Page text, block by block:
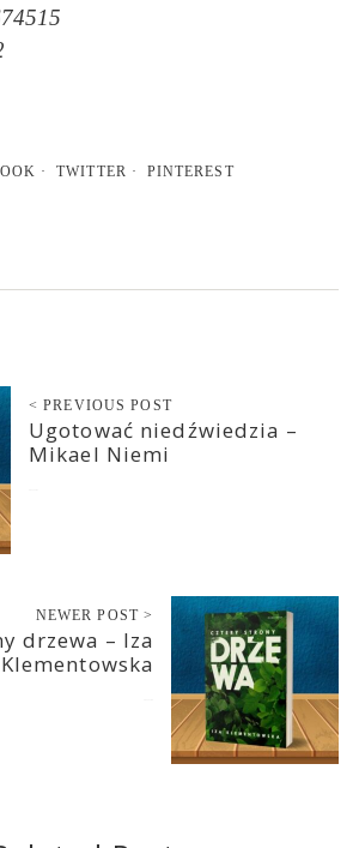
TWITTER PINTEREST
< PREVIOUS POST
Ugotować niedźwiedzia –
Mikael Niemi
NEWER POST >
drzewa – Iza
Klementowska